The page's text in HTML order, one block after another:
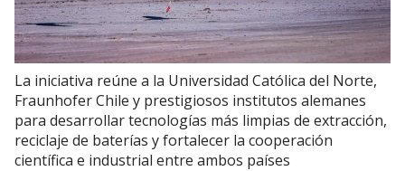
La iniciativa reúne a la Universidad Católica del Norte,
Fraunhofer Chile y prestigiosos institutos alemanes
para desarrollar tecnologías más limpias de extracción,
reciclaje de baterías y fortalecer la cooperación
científica e industrial entre ambos países